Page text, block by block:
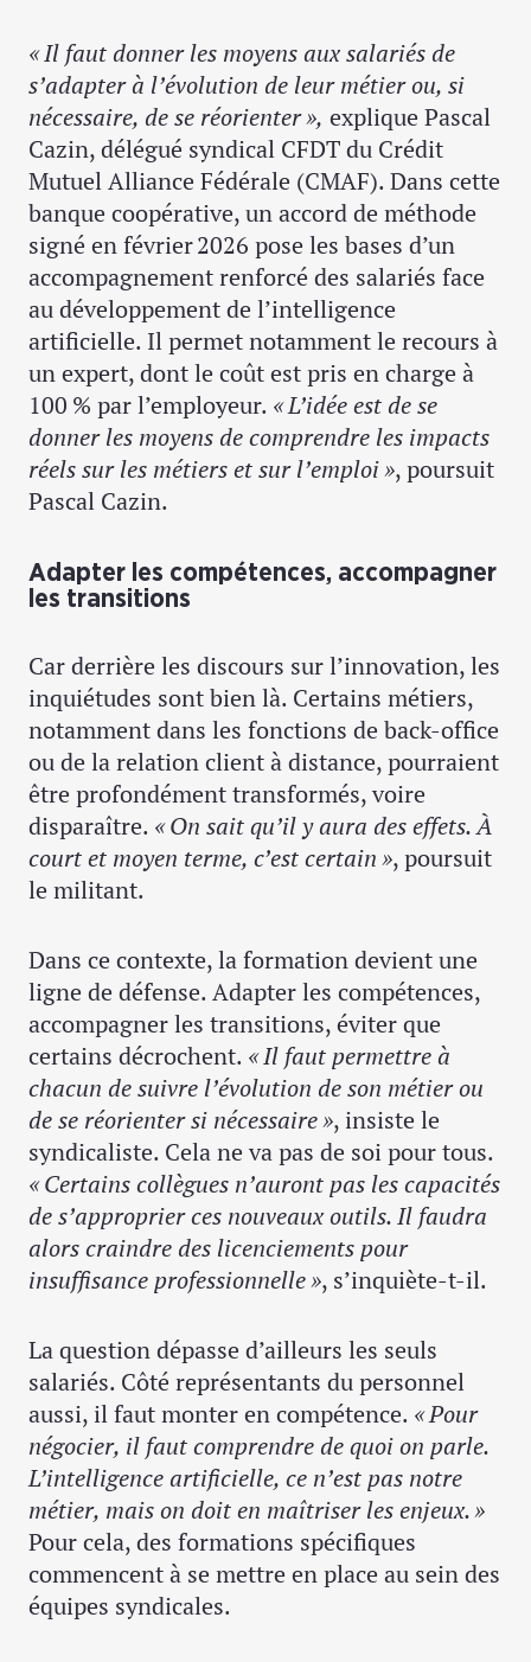
« Il faut donner les moyens aux salariés de
s’adapter à l’évolution de leur métier ou, si
nécessaire, de se réorienter », explique Pascal
Cazin, délégué syndical CFDT du Crédit
Mutuel Alliance Fédérale (CMAF). Dans cette
banque coopérative, un accord de méthode
signé en février 2026 pose les bases d’un
accompagnement renforcé des salariés face
au développement de l’intelligence
artificielle. Il permet notamment le recours à
un expert, dont le coût est pris en charge à
100 % par l’employeur. « L’idée est de se
donner les moyens de comprendre les impacts
réels sur les métierset sur l’emploi », poursuit
Pascal Cazin.
Adapter les compétences, accompagner
les transitions
Car derrière les discours sur l’innovation, les
inquiétudes sont bien là. Certains métiers,
notamment dans les fonctions de back-office
ou de la relation client à distance, pourraient
être profondément transformés, voire
disparaître. « On sait qu’il y aura des effets. À
court et moyen terme, c’est certain », poursuit
le militant.
Dans ce contexte, la formation devient une
ligne de défense. Adapter les compétences,
accompagner les transitions, éviter que
certains décrochent. « Il faut permettre à
chacun de suivre l’évolution de son métier ou
de se réorienter si nécessaire », insiste le
syndicaliste. Cela ne va pas de soi pour tous.
« Certains collègues n’auront pas les capacités
de s’approprier ces nouveaux outils. Il faudra
alors craindre des licenciements pour
insuffisance professionnelle », s’inquiète-t-il.
La question dépasse d’ailleurs les seuls
salariés. Côté représentants du personnel
aussi, il faut monter en compétence. « Pour
négocier, il faut comprendre de quoi on parle.
L’intelligence artificielle, ce n’est pas notre
métier, mais on doit en maîtriser les enjeux. »
Pour cela, des formations spécifiques
commencent à se mettre en place au sein des
équipes syndicales.